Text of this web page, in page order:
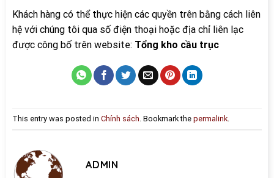
Khách hàng có thể thực hiện các quyền trên bằng cách liên
hệ với chúng tôi qua số điện thoại hoặc địa chỉ liên lạc
được công bố trên website: Tổng kho cầu trục
This entry was posted in Chính sách . Bookmark the permalink
ADMIN